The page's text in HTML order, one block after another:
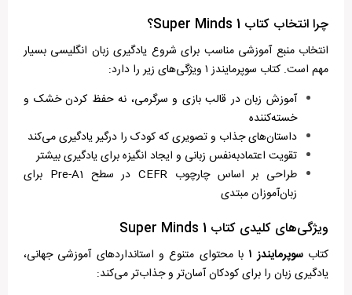
چرا انتخاب کتاب Super Minds 1؟
انتخاب منبع آموزشی مناسب برای شروع یادگیری زبان انگلیسی بسیار
مهم است. کتاب سوپرمایندز ۱ ویژگی‌های زیر را دارد:
آموزش زبان در قالب بازی و سرگرمی، نه حفظ کردن خشک و
خسته‌کننده
داستان‌های جذاب و تصویری که کودک را درگیر یادگیری می‌کند
تقویت اعتمادبه‌نفس زبانی و ایجاد انگیزه برای یادگیری بیشتر
طراحی بر اساس چارچوب CEFR در سطح Pre-A1 برای
زبان‌آموزان مبتدی
ویژگی‌های کلیدی کتاب Super Minds 1
کتابسوپرمایندز ۱ با محتوای متنوع و استانداردهای آموزشی جهانی،
یادگیری زبان را برای کودکان آسان‌تر و جذاب‌تر می‌کند: